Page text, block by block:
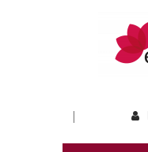
|